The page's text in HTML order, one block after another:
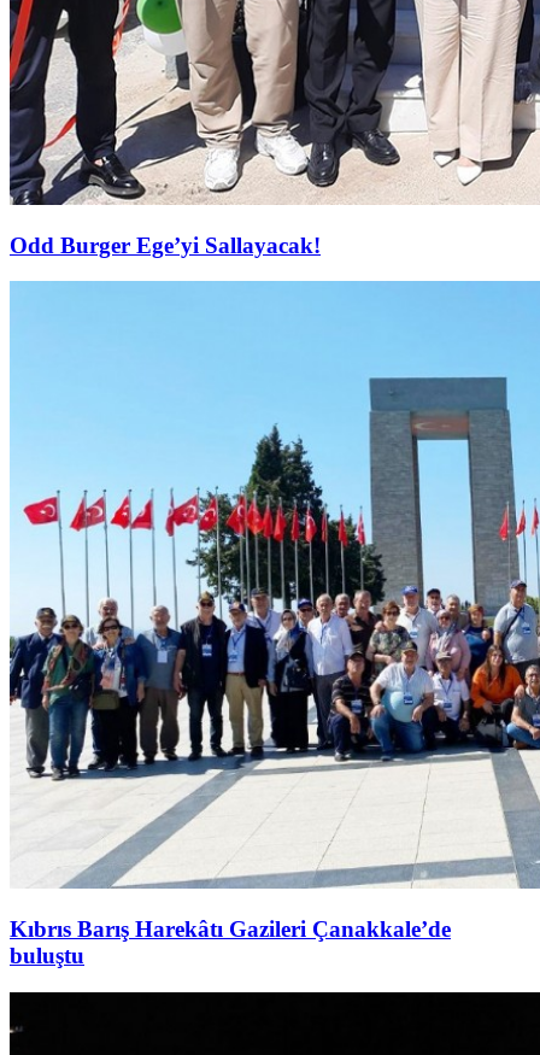
Odd Burger Ege’yi Sallayacak!
Kıbrıs Barış Harekâtı Gazileri Çanakkale’de
buluştu